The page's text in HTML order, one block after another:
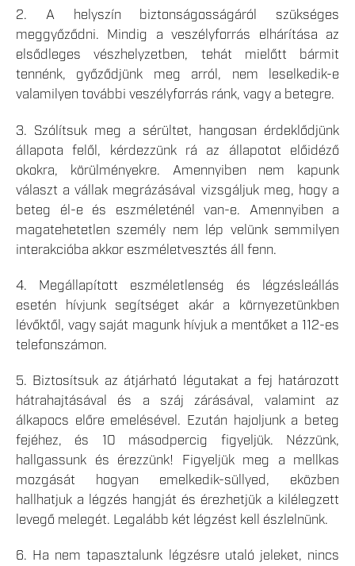
2. A helyszín biztonságosságáról szükséges
meggyőződni. Mindig a veszélyforrás elhárítása az
elsődleges vészhelyzetben, tehát mielőtt bármit
tennénk, győződjünk meg arról, nem leselkedik-e
valamilyen további veszélyforrás ránk, vagy a betegre.
3. Szólítsuk meg a sérültet, hangosan érdeklődjünk
állapota felől, kérdezzünk rá az állapotot előidéző
okokra, körülményekre. Amennyiben nem kapunk
választ a vállak megrázásával vizsgáljuk meg, hogy a
beteg él-e és eszméleténél van-e. Amennyiben a
magatehetetlen személy nem lép velünk semmilyen
interakcióba akkor eszméletvesztés áll fenn.
4. Megállapított eszméletlenség és légzésleállás
esetén hívjunk segítséget akár a környezetünkben
lévőktől, vagy saját magunk hívjuk a mentőket a 112-es
telefonszámon.
5. Biztosítsuk az átjárható légutakat a fej határozott
hátrahajtásával és a száj zárásával, valamint az
álkapocs előre emelésével. Ezután hajoljunk a beteg
fejéhez, és 10 másodpercig figyeljük. Nézzünk,
hallgassunk és érezzünk! Figyeljük meg a mellkas
mozgását hogyan emelkedik-süllyed, eközben
hallhatjuk a légzés hangját és érezhetjük a kilélegzett
levegő melegét. Legalább két légzést kell észlelnünk.
6. Ha nem tapasztalunk légzésre utaló jeleket, nincs